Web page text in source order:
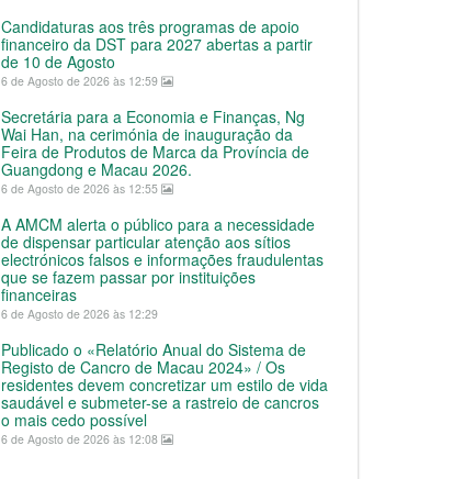
Candidaturas aos três programas de apoio
financeiro da DST para 2027 abertas a partir
de 10 de Agosto
6 de Agosto de 2026 às 12:59
Secretária para a Economia e Finanças, Ng
Wai Han, na cerimónia de inauguração da
Feira de Produtos de Marca da Província de
Guangdong e Macau 2026.
6 de Agosto de 2026 às 12:55
A AMCM alerta o público para a necessidade
de dispensar particular atenção aos sítios
electrónicos falsos e informações fraudulentas
que se fazem passar por instituições
financeiras
6 de Agosto de 2026 às 12:29
Publicado o «Relatório Anual do Sistema de
Registo de Cancro de Macau 2024» / Os
residentes devem concretizar um estilo de vida
saudável e submeter-se a rastreio de cancros
o mais cedo possível
6 de Agosto de 2026 às 12:08